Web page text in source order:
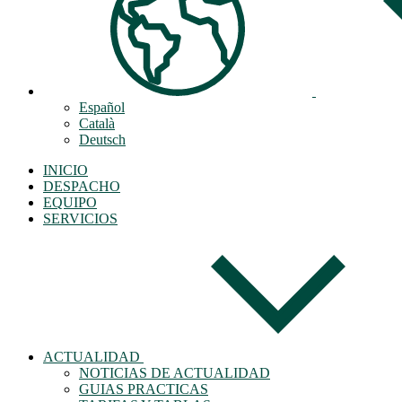
Español
Català
Deutsch
INICIO
DESPACHO
EQUIPO
SERVICIOS
ACTUALIDAD
NOTICIAS DE ACTUALIDAD
GUIAS PRACTICAS
Facebook -